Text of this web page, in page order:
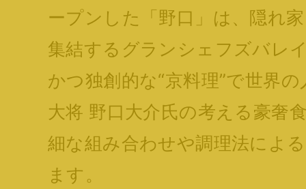
ープンした「野口」は、隠れ
集結するグランシェフズバレ
かつ独創的な“京料理”で世界
大将 野口大介氏の考える豪奢
細な組み合わせや調理法によ
ます。